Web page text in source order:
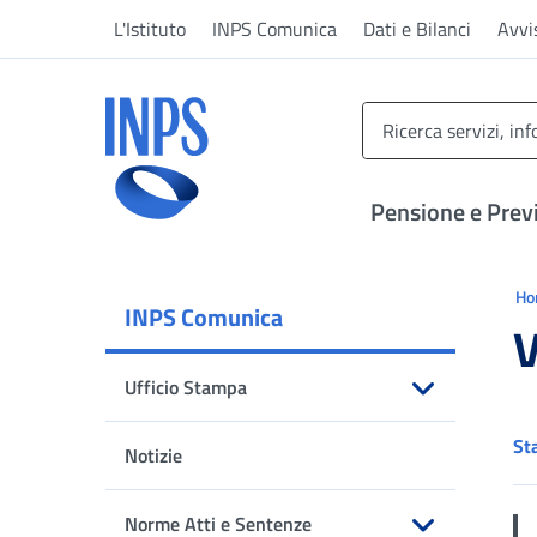
L'Istituto INPS Comunica Dati e Bilanci
Pensione e
INPS Comunica
Ufficio Stampa
Apri sottomenu
Notizie
Norme Atti e Sentenze